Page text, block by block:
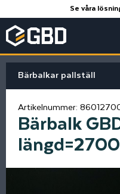
Se våra
Bärbalkar pallställ
Artikelnummer:
Bärbalk